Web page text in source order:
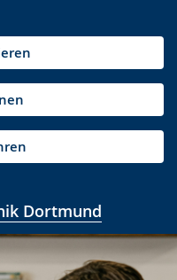
Dortmund